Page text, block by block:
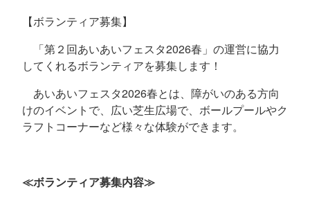
【ボランティア募集】
「第２回あいあいフェスタ2026春」の運営に協力
してくれるボランティアを募集します！
あいあいフェスタ2026春とは、障がいのある方向
けのイベントで、広い芝生広場で、ボールプールやク
ラフトコーナーなど様々な体験ができます。
≪ボランティア募集内容≫